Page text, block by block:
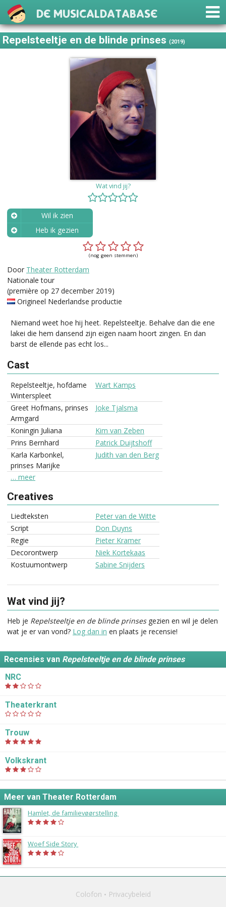
De Musicaldatabase
Repelsteeltje en de blinde prinses(2019)
Wat vind jij?
Wil ik zien
Heb ik gezien
(nog geen stemmen)
Door Theater Rotterdam
Nationale tour
(première op 27 december 2019)
Origineel Nederlandse productie
Niemand weet hoe hij heet. Repelsteeltje. Behalve dan die ene
lakei die hem dansend zijn eigen naam hoort zingen. En dan
barst de ellende pas echt los...
Cast
Repelsteeltje, hofdame
Winterspleet
Wart Kamps
Greet Hofmans, prinses
Armgard
Joke Tjalsma
Koningin Juliana
Kim van Zeben
Prins Bernhard
Patrick Duijtshoff
Karla Karbonkel,
prinses Marijke
Judith van den Berg
… meer
Creatives
Liedteksten
Peter van de Witte
Script
Don Duyns
Regie
Pieter Kramer
Decorontwerp
Niek Kortekaas
Kostuumontwerp
Sabine Snijders
Wat vind jij?
Heb je Repelsteeltje en de blinde prinsesgezien en wil je delen
wat je er van vond? Log dan in en plaats je recensie!
Recensies van Repelsteeltje en de blinde prinses
NRC
Theaterkrant
Trouw
Volkskrant
Meer van Theater Rotterdam
Hamlet, de familievøørstelling
Woef Side Story
Colofon Privacybeleid